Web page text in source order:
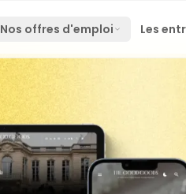
Nos offres d'emploi Les